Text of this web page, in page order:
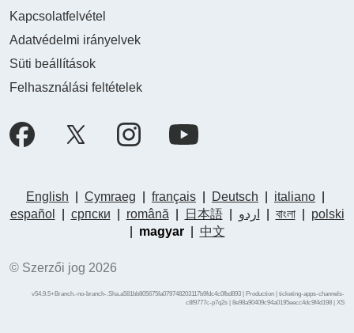
Kapcsolatfelvétel
Adatvédelmi irányelvek
Süti beállítások
Felhasználási feltételek
English Cymraeg français Deutsch italiano
español
српски română 日本語| اردو বাংলা|
polski
magyar| 中文
© Szerzői jog 2026
v54.9.5+Branch.-no-branch-.Sha.a581bb805675fa079748203117b9fdc4c0fbd893 | Production | ticketing-apps-channels-
c8f9777c-p7q2s | 8e98a90409c94a0195eecc4dc9f4d198 | XS